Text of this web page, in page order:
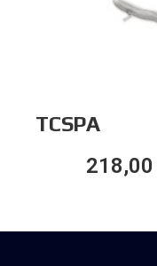
TCSPA
218,00